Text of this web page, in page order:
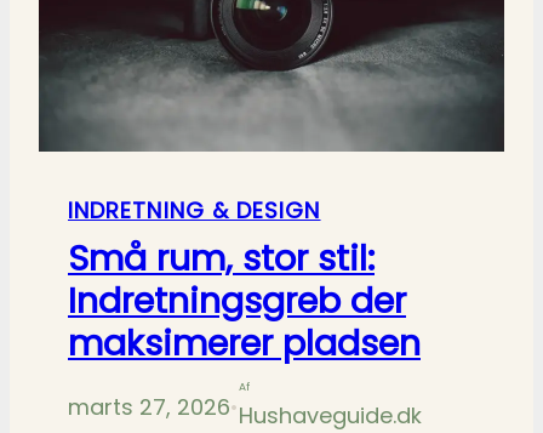
INDRETNING & DESIGN
Små rum, stor stil:
Indretningsgreb der
maksimerer pladsen
marts 27, 2026•
Af
Hushaveguide.dk